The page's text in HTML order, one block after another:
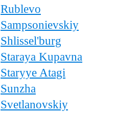
Rublevo
Sampsonievskiy
Shlissel'burg
Staraya Kupavna
Staryye Atagi
Sunzha
Svetlanovskiy